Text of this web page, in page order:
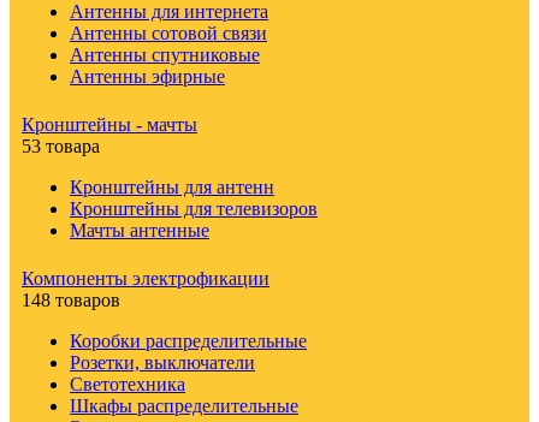
Антенны для интернета
Антенны сотовой связи
Антенны спутниковые
Антенны эфирные
Кронштейны - мачты
53 товара
Кронштейны для антенн
Кронштейны для телевизоров
Мачты антенные
Компоненты электрофикации
148 товаров
Коробки распределительные
Розетки, выключатели
Светотехника
Шкафы распределительные